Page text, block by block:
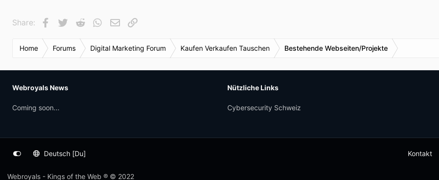
Share: FacebookTwitterReddit WhatsApp
E-Mail
Home Forums Digital Marketing Forum Kaufen Verkaufen Tauschen Bestehende Webseiten/Projekte
Webroyals News
Coming soon...
Nützliche Links
Cybersecurity Schweiz
Deutsch [Du] Kontakt
Webroyals - Kings of the Web ® © 2022